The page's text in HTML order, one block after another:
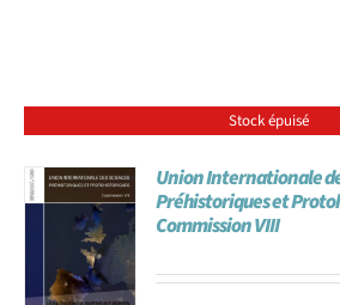
Stock épuisé
Union Internationale
Préhistoriques et
Commission VIII